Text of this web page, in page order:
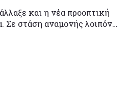
και η νέα προοπτική
Σε στάση αναμονής λοιπόν…